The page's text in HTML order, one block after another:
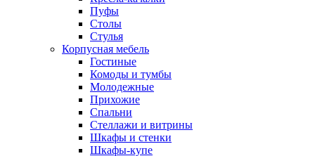
Пуфы
Столы
Стулья
Корпусная мебель
Гостиные
Комоды и тумбы
Молодежные
Прихожие
Спальни
Стеллажи и витрины
Шкафы и стенки
Шкафы-купе